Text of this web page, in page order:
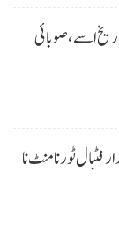
اسے، صوبائی
فٹبال ٹورنامنٹ نا